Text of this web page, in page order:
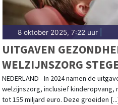
8 oktober 2025, 7:22 uur|
UITGAVEN
WELZIJNSZORG
PROCENT IN 2024
NEDERLAND - In 2024 namen de
welzijnszorg, inclusief kinderopvang,
tot 155 miljard euro. Deze groeiden